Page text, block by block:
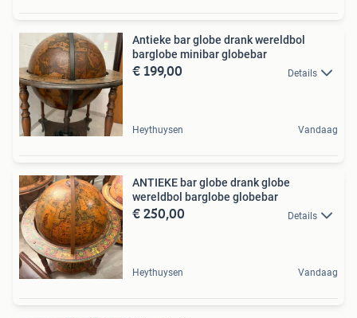
Antieke bar globe drank wereldbol
barglobe minibar globebar
€ 199,00 Details
Heythuysen Vandaag
ANTIEKE bar globe drank globe
wereldbol barglobe globebar
€ 250,00 Details
Heythuysen Vandaag